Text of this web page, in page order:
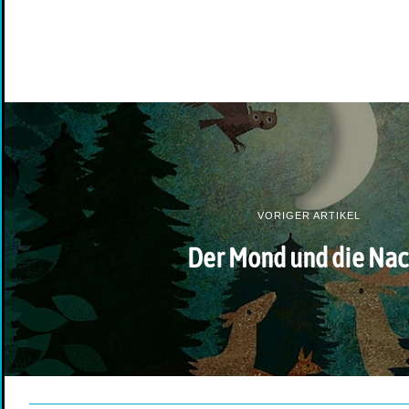
VORIGER ARTIKEL
Der Mond und die